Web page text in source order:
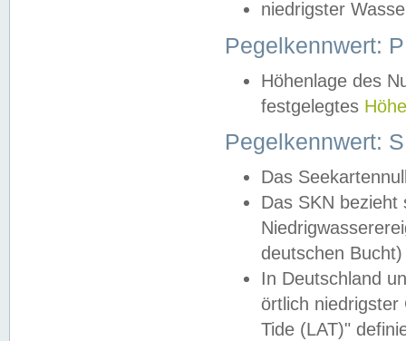
niedrigster
Pegelkennwert:
Höhenlage des
festgelegtes
Pegelkennwert:
Das
Das SKN
deutschen
In Deutschland
örtlich
Tide (LAT)"